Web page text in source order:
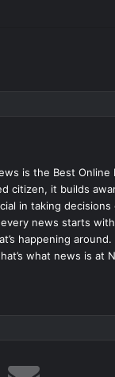
is the Best
citizen, it builds
in taking
every news starts
happening
what news is at